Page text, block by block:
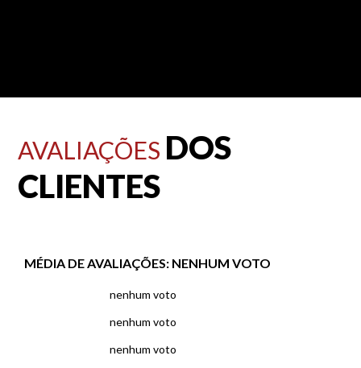
AVALIAÇÕES DOS
CLIENTES
MÉDIA DE AVALIAÇÕES: NENHUM VOTO
nenhum voto
nenhum voto
nenhum voto